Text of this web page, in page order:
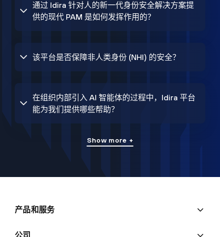
通过 Idira 针对人的新一代身份安全解决方案提
供的现代 PAM 是如何发挥作用的？
该平台是否保障非人类身份 (NHI) 的安全？
在组织内部引入 AI 智能体的过程中，Idira 平台
能为我们提供哪些帮助？
Show more +
产品和服务
公司